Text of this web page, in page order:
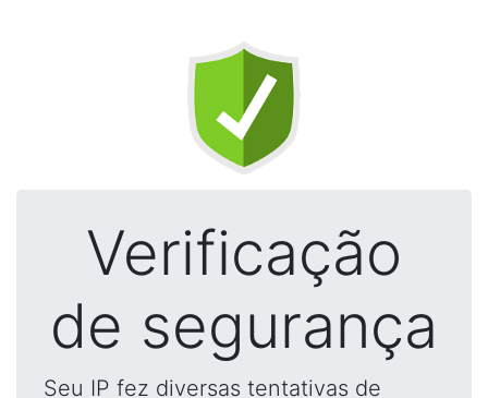
Verificação
de segurança
Seu IP fez diversas tentativas de